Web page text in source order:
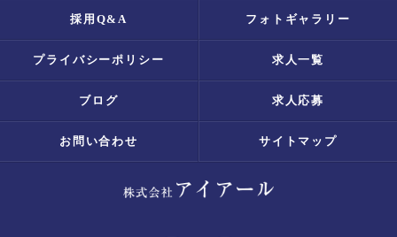
採用Q&A フォトギャラリー
プライバシーポリシー 求人一覧
ブログ 求人応募
お問い合わせ サイトマップ